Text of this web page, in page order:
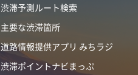
渋滞予測ルート検索
主要な渋滞箇所
道路情報提供アプリ みちラジ
渋滞ポイントナビまっぷ